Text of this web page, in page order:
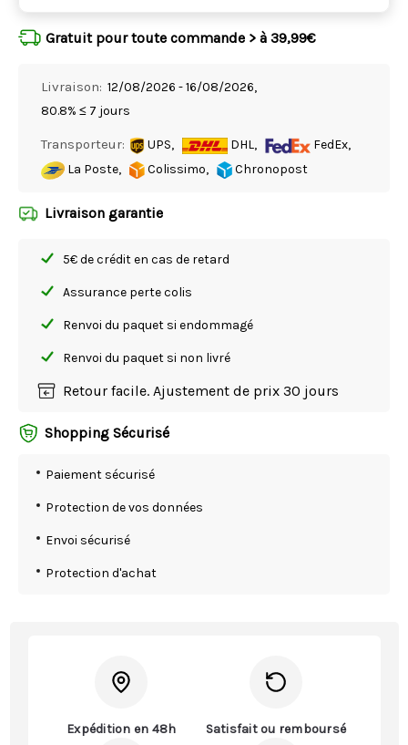
Gratuit pour toute commande > à 39,99€
Livraison: 12/08/2026 - 16/08/2026,
80.8% ≤ 7 jours
Transporteur: UPS, DHL,
FedEx,
La Poste,
Colissimo, Chronopost
Livraison garantie
5€ de crédit en cas de retard
Assurance perte colis
Renvoi du paquet si endommagé
Renvoi du paquet si non livré
Retour facile. Ajustement de prix 30 jours
Shopping Sécurisé
Paiement sécurisé
Protection de vos données
Envoi sécurisé
Protection d'achat
Expédition en 48h Satisfait ou remboursé